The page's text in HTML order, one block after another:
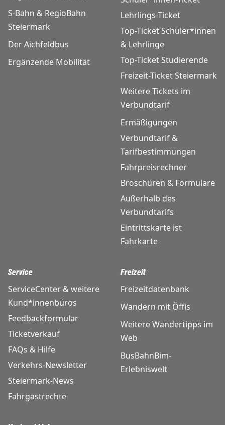
S-Bahn & RegioBahn
Steiermark
Der Aichfeldbus
Ergänzende Mobilität
Lehrlings-Ticket
Top-Ticket Schüler*innen
& Lehrlinge
Top-Ticket Studierende
Freizeit-Ticket Steiermark
Weitere Tickets im
Verbundtarif
Ermäßigungen
Verbundtarif &
Tarifbestimmungen
Fahrpreisrechner
Broschüren & Formulare
Außerhalb des
Verbundtarifs
Eintrittskarte ist
Fahrkarte
Service
ServiceCenter & weitere
Kund*innenbüros
Feedbackformular
Ticketverkauf
FAQs & Hilfe
Verkehrs-Newsletter
Steiermark-News
Fahrgastrechte
Freizeit
Freizeitdatenbank
Wandern mit Öffis
Weitere Wandertipps im
Web
BusBahnBim-
Erlebniswelt